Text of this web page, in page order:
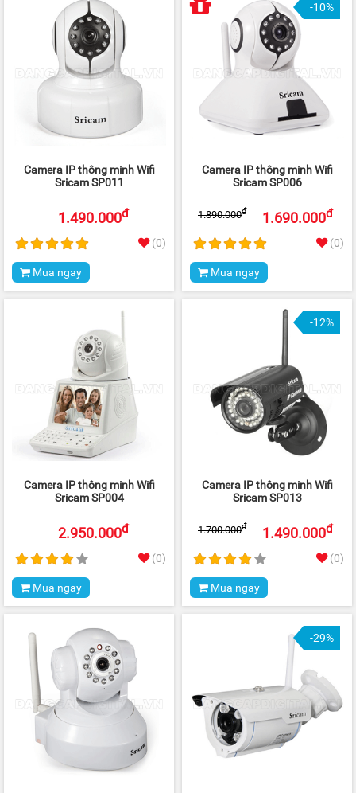
Camera IP thông minh Wifi
Sricam SP011
1.490.000đ
(0)
Mua ngay
-10%
Camera IP thông minh Wifi
Sricam SP006
1.690.000đ
1.890.000đ
(0)
Mua ngay
Camera IP thông minh Wifi
Sricam SP004
2.950.000đ
(0)
Mua ngay
-12%
Camera IP thông minh Wifi
Sricam SP013
1.490.000đ
1.700.000đ
(0)
Mua ngay
-29%